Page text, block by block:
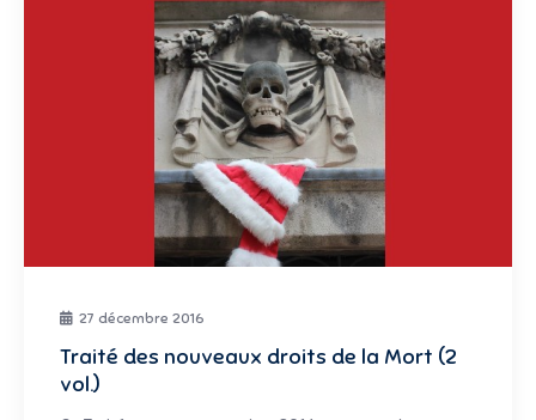
27 décembre 2016
Traité des nouveaux droits de la Mort (2
vol.)